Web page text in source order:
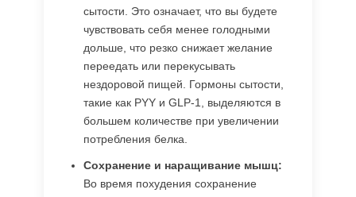
сытости. Это означает, что вы будете
чувствовать себя менее голодными
дольше, что резко снижает желание
переедать или перекусывать
нездоровой пищей. Гормоны сытости,
такие как PYY и GLP-1, выделяются в
большем количестве при увеличении
потребления белка.
Сохранение и наращивание мышц:
Во время похудения сохранение